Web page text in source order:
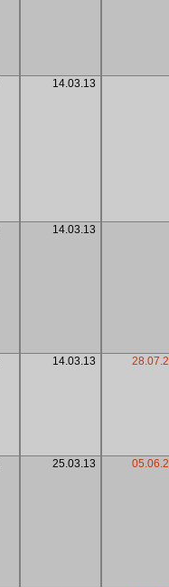
14.03.13
14.03.13
14.03.13
25.03.13